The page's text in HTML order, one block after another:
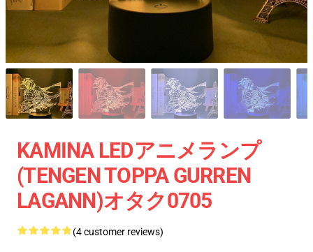
KAMINA LEDアニメランプ
(TENGEN TOPPA GURREN
LAGANN)オタク0705
(4 customer reviews)